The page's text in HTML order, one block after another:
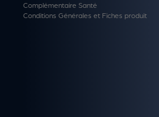
Complémentaire Santé
Conditions Générales et Fiches produit